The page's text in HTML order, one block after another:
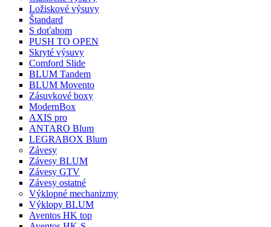
Ložiskové výsuvy
Štandard
S doťahom
PUSH TO OPEN
Skryté výsuvy
Comford Slide
BLUM Tandem
BLUM Movento
Zásuvkové boxy
ModernBox
AXIS pro
ANTARO Blum
LEGRABOX Blum
Závesy
Závesy BLUM
Závesy GTV
Závesy ostatné
Výklopné mechanizmy
Výklopy BLUM
Aventos HK top